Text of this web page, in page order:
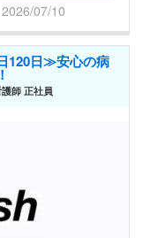
07/10
120日≫安心の病
師 正社員